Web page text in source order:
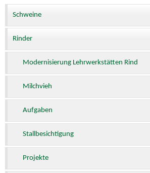
Schweine
Rinder
Modernisierung Lehrwerkstätten Rind
Milchvieh
Aufgaben
Stallbesichtigung
Projekte